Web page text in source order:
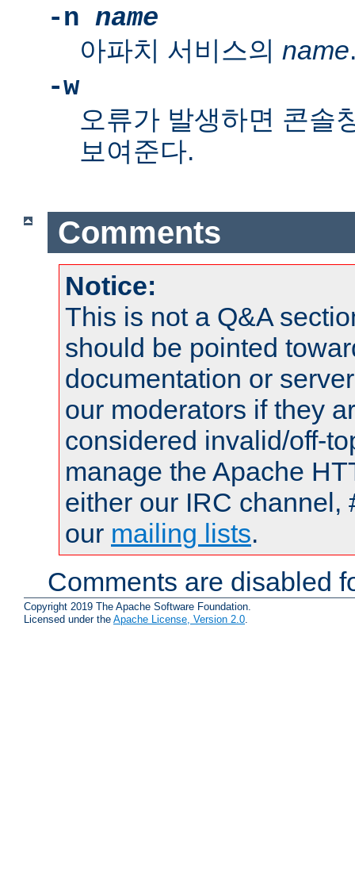
-n name
아파치 서비스의 name
-w
오류가 발생하면 콘솔
보여준다.
Comments
Notice:
This is not a Q&A
should be pointed
documentation or
our moderators if they
considered invalid/off-
manage the Apache
either our IRC channel,
our mailing lists.
Comments are disabled
Copyright 2019 The Apache Software Foundation.
Licensed under the Apache License, Version 2.0